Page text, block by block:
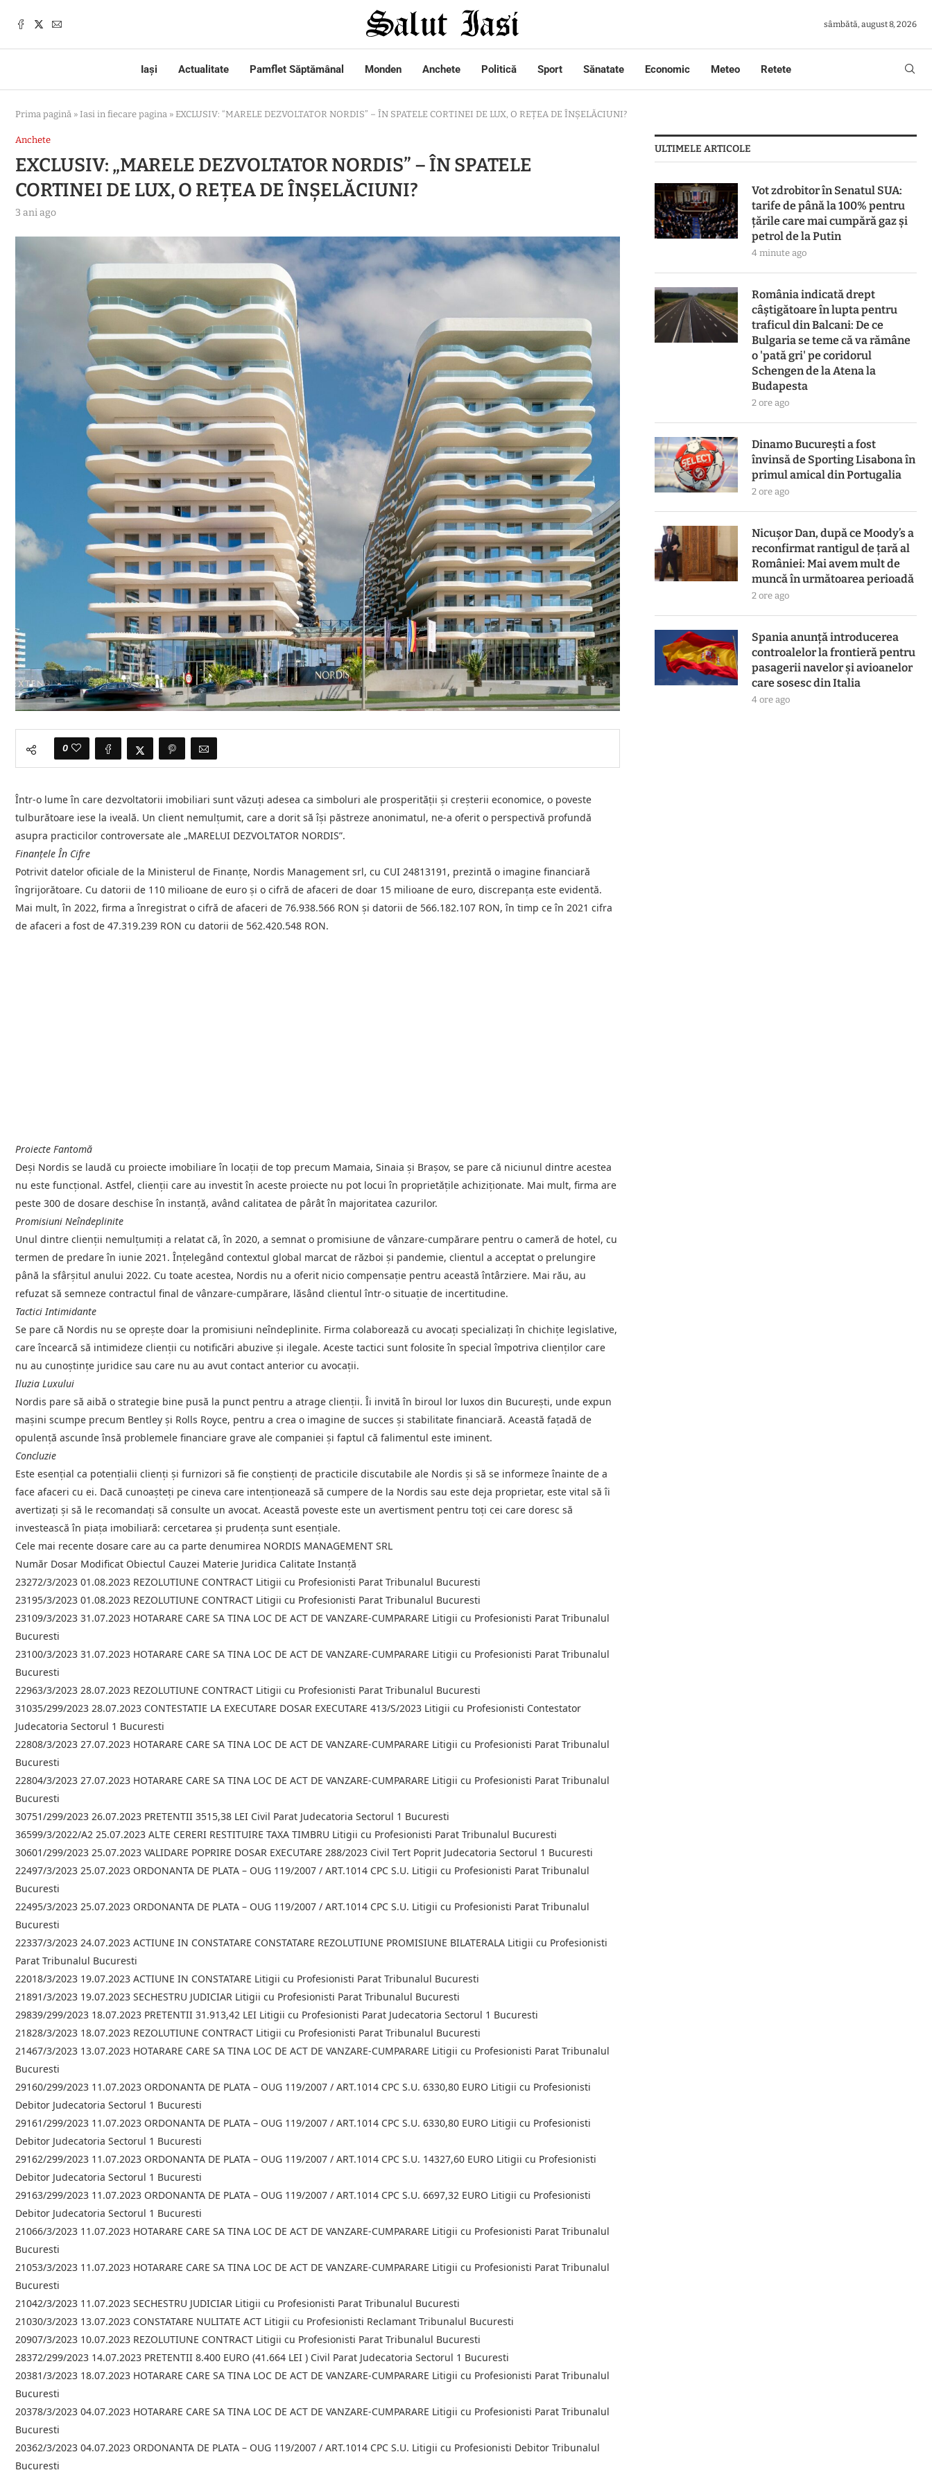
sâmbătă, august 8, 2026
Iași Actualitate Pamflet Săptămânal Monden Anchete Politică Sport Sănatate Economic Meteo Retete
Prima pagină » Iasi in fiecare pagina » EXCLUSIV: “MARELE DEZVOLTATOR NORDIS” – ÎN SPATELE CORTINEI DE LUX, O REȚEA DE ÎNȘELĂCIUNI?
Anchete
EXCLUSIV: „MARELE DEZVOLTATOR NORDIS” – ÎN SPATELE
CORTINEI DE LUX, O REȚEA DE ÎNȘELĂCIUNI?
3 ani ago
0
Într-o lume în care dezvoltatorii imobiliari sunt văzuți adesea ca simboluri ale prosperității și creșterii economice, o poveste
tulburătoare iese la iveală. Un client nemulțumit, care a dorit să își păstreze anonimatul, ne-a oferit o perspectivă profundă
asupra practicilor controversate ale „MARELUI DEZVOLTATOR NORDIS”.
Finanțele În Cifre
Potrivit datelor oficiale de la Ministerul de Finanțe, Nordis Management srl, cu CUI 24813191, prezintă o imagine financiară
îngrijorătoare. Cu datorii de 110 milioane de euro și o cifră de afaceri de doar 15 milioane de euro, discrepanța este evidentă.
Mai mult, în 2022, firma a înregistrat o cifră de afaceri de 76.938.566 RON și datorii de 566.182.107 RON, în timp ce în 2021 cifra
de afaceri a fost de 47.319.239 RON cu datorii de 562.420.548 RON.
Proiecte Fantomă
Deși Nordis se laudă cu proiecte imobiliare în locații de top precum Mamaia, Sinaia și Brașov, se pare că niciunul dintre acestea
nu este funcțional. Astfel, clienții care au investit în aceste proiecte nu pot locui în proprietățile achiziționate. Mai mult, firma are
peste 300 de dosare deschise în instanță, având calitatea de pârât în majoritatea cazurilor.
Promisiuni Neîndeplinite
Unul dintre clienții nemulțumiți a relatat că, în 2020, a semnat o promisiune de vânzare-cumpărare pentru o cameră de hotel, cu
termen de predare în iunie 2021. Înțelegând contextul global marcat de război și pandemie, clientul a acceptat o prelungire
până la sfârșitul anului 2022. Cu toate acestea, Nordis nu a oferit nicio compensație pentru această întârziere. Mai rău, au
refuzat să semneze contractul final de vânzare-cumpărare, lăsând clientul într-o situație de incertitudine.
Tactici Intimidante
Se pare că Nordis nu se oprește doar la promisiuni neîndeplinite. Firma colaborează cu avocați specializați în chichițe legislative,
care încearcă să intimideze clienții cu notificări abuzive și ilegale. Aceste tactici sunt folosite în special împotriva clienților care
nu au cunoștințe juridice sau care nu au avut contact anterior cu avocații.
Iluzia Luxului
Nordis pare să aibă o strategie bine pusă la punct pentru a atrage clienții. Îi invită în biroul lor luxos din București, unde expun
mașini scumpe precum Bentley și Rolls Royce, pentru a crea o imagine de succes și stabilitate financiară. Această fațadă de
opulență ascunde însă problemele financiare grave ale companiei și faptul că falimentul este iminent.
Concluzie
Este esențial ca potențialii clienți și furnizori să fie conștienți de practicile discutabile ale Nordis și să se informeze înainte de a
face afaceri cu ei. Dacă cunoașteți pe cineva care intenționează să cumpere de la Nordis sau este deja proprietar, este vital să îi
avertizați și să le recomandați să consulte un avocat. Această poveste este un avertisment pentru toți cei care doresc să
investească în piața imobiliară: cercetarea și prudența sunt esențiale.
Cele mai recente dosare care au ca parte denumirea NORDIS MANAGEMENT SRL
Număr Dosar Modificat Obiectul Cauzei Materie Juridica Calitate Instanţă
23272/3/2023 01.08.2023 REZOLUTIUNE CONTRACT Litigii cu Profesionisti Parat Tribunalul Bucuresti
23195/3/2023 01.08.2023 REZOLUTIUNE CONTRACT Litigii cu Profesionisti Parat Tribunalul Bucuresti
23109/3/2023 31.07.2023 HOTARARE CARE SA TINA LOC DE ACT DE VANZARE-CUMPARARE Litigii cu Profesionisti Parat Tribunalul
Bucuresti
23100/3/2023 31.07.2023 HOTARARE CARE SA TINA LOC DE ACT DE VANZARE-CUMPARARE Litigii cu Profesionisti Parat Tribunalul
Bucuresti
22963/3/2023 28.07.2023 REZOLUTIUNE CONTRACT Litigii cu Profesionisti Parat Tribunalul Bucuresti
31035/299/2023 28.07.2023 CONTESTATIE LA EXECUTARE DOSAR EXECUTARE 413/S/2023 Litigii cu Profesionisti Contestator
Judecatoria Sectorul 1 Bucuresti
22808/3/2023 27.07.2023 HOTARARE CARE SA TINA LOC DE ACT DE VANZARE-CUMPARARE Litigii cu Profesionisti Parat Tribunalul
Bucuresti
22804/3/2023 27.07.2023 HOTARARE CARE SA TINA LOC DE ACT DE VANZARE-CUMPARARE Litigii cu Profesionisti Parat Tribunalul
Bucuresti
30751/299/2023 26.07.2023 PRETENTII 3515,38 LEI Civil Parat Judecatoria Sectorul 1 Bucuresti
36599/3/2022/A2 25.07.2023 ALTE CERERI RESTITUIRE TAXA TIMBRU Litigii cu Profesionisti Parat Tribunalul Bucuresti
30601/299/2023 25.07.2023 VALIDARE POPRIRE DOSAR EXECUTARE 288/2023 Civil Tert Poprit Judecatoria Sectorul 1 Bucuresti
22497/3/2023 25.07.2023 ORDONANTA DE PLATA – OUG 119/2007 / ART.1014 CPC S.U. Litigii cu Profesionisti Parat Tribunalul
Bucuresti
22495/3/2023 25.07.2023 ORDONANTA DE PLATA – OUG 119/2007 / ART.1014 CPC S.U. Litigii cu Profesionisti Parat Tribunalul
Bucuresti
22337/3/2023 24.07.2023 ACTIUNE IN CONSTATARE CONSTATARE REZOLUTIUNE PROMISIUNE BILATERALA Litigii cu Profesionisti
Parat Tribunalul Bucuresti
22018/3/2023 19.07.2023 ACTIUNE IN CONSTATARE Litigii cu Profesionisti Parat Tribunalul Bucuresti
21891/3/2023 19.07.2023 SECHESTRU JUDICIAR Litigii cu Profesionisti Parat Tribunalul Bucuresti
29839/299/2023 18.07.2023 PRETENTII 31.913,42 LEI Litigii cu Profesionisti Parat Judecatoria Sectorul 1 Bucuresti
21828/3/2023 18.07.2023 REZOLUTIUNE CONTRACT Litigii cu Profesionisti Parat Tribunalul Bucuresti
21467/3/2023 13.07.2023 HOTARARE CARE SA TINA LOC DE ACT DE VANZARE-CUMPARARE Litigii cu Profesionisti Parat Tribunalul
Bucuresti
29160/299/2023 11.07.2023 ORDONANTA DE PLATA – OUG 119/2007 / ART.1014 CPC S.U. 6330,80 EURO Litigii cu Profesionisti
Debitor Judecatoria Sectorul 1 Bucuresti
29161/299/2023 11.07.2023 ORDONANTA DE PLATA – OUG 119/2007 / ART.1014 CPC S.U. 6330,80 EURO Litigii cu Profesionisti
Debitor Judecatoria Sectorul 1 Bucuresti
29162/299/2023 11.07.2023 ORDONANTA DE PLATA – OUG 119/2007 / ART.1014 CPC S.U. 14327,60 EURO Litigii cu Profesionisti
Debitor Judecatoria Sectorul 1 Bucuresti
29163/299/2023 11.07.2023 ORDONANTA DE PLATA – OUG 119/2007 / ART.1014 CPC S.U. 6697,32 EURO Litigii cu Profesionisti
Debitor Judecatoria Sectorul 1 Bucuresti
21066/3/2023 11.07.2023 HOTARARE CARE SA TINA LOC DE ACT DE VANZARE-CUMPARARE Litigii cu Profesionisti Parat Tribunalul
Bucuresti
21053/3/2023 11.07.2023 HOTARARE CARE SA TINA LOC DE ACT DE VANZARE-CUMPARARE Litigii cu Profesionisti Parat Tribunalul
Bucuresti
21042/3/2023 11.07.2023 SECHESTRU JUDICIAR Litigii cu Profesionisti Parat Tribunalul Bucuresti
21030/3/2023 13.07.2023 CONSTATARE NULITATE ACT Litigii cu Profesionisti Reclamant Tribunalul Bucuresti
20907/3/2023 10.07.2023 REZOLUTIUNE CONTRACT Litigii cu Profesionisti Parat Tribunalul Bucuresti
28372/299/2023 14.07.2023 PRETENTII 8.400 EURO (41.664 LEI ) Civil Parat Judecatoria Sectorul 1 Bucuresti
20381/3/2023 18.07.2023 HOTARARE CARE SA TINA LOC DE ACT DE VANZARE-CUMPARARE Litigii cu Profesionisti Parat Tribunalul
Bucuresti
20378/3/2023 04.07.2023 HOTARARE CARE SA TINA LOC DE ACT DE VANZARE-CUMPARARE Litigii cu Profesionisti Parat Tribunalul
Bucuresti
20362/3/2023 04.07.2023 ORDONANTA DE PLATA – OUG 119/2007 / ART.1014 CPC S.U. Litigii cu Profesionisti Debitor Tribunalul
Bucuresti
ULTIMELE ARTICOLE
Vot zdrobitor în Senatul SUA:
tarife de până la 100% pentru
țările care mai cumpără gaz și
petrol de la Putin
4 minute ago
România indicată drept
câștigătoare în lupta pentru
traficul din Balcani: De ce
Bulgaria se teme că va rămâne
o 'pată gri' pe coridorul
Schengen de la Atena la
Budapesta
2 ore ago
Dinamo București a fost
învinsă de Sporting Lisabona în
primul amical din Portugalia
2 ore ago
Nicușor Dan, după ce Moody’s a
reconfirmat rantigul de țară al
României: Mai avem mult de
muncă în următoarea perioadă
2 ore ago
Spania anunță introducerea
controalelor la frontieră pentru
pasagerii navelor și avioanelor
care sosesc din Italia
4 ore ago